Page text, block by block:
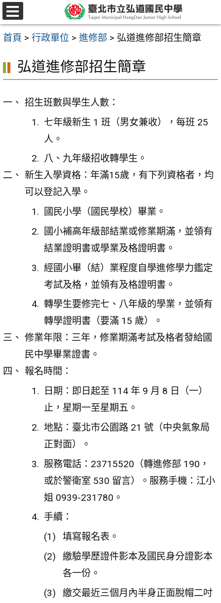
跳
至
主
內
選
單
首頁 > 行政單位 > 進修部 > 弘道進修部招生簡章
弘道進修部招生簡章
招生班數與學生人數：
七年級新生 1 班（男女兼收），每班 25
人。
八、九年級招收轉學生。
新生入學資格：年滿15歲，有下列資格者，均
可以登記入學。
國民小學（國民學校）畢業。
國小補高年級部結業或修業期滿，並領有
結業證明書或學業及格證明書。
經國小畢（結）業程度自學進修學力鑑定
考試及格，並領有及格證明書。
轉學生要修完七、八年級的學業，並領有
轉學證明書（要滿 15 歲）。
修業年限：三年，修業期滿考試及格者發給國
民中學畢業證書。
報名時間：
日期：即日起至 114 年 9 月 8 日（一）
止，星期一至星期五。
地點：臺北市公園路 21 號（中央氣象局
正對面）。
服務電話：23715520（轉進修部 190，
或於警衛室 530 留言）。服務手機：江小
姐 0939-231780。
手續：
填寫報名表。
繳驗學歷證件影本及國民身分證影本
各一份。
繳交最近三個月內半身正面脫帽二吋